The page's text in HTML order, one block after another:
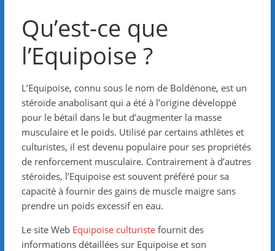
Qu’est-ce que
l’Equipoise ?
L’Equipoise, connu sous le nom de Boldénone, est un
stéroïde anabolisant qui a été à l’origine développé
pour le bétail dans le but d’augmenter la masse
musculaire et le poids. Utilisé par certains athlètes et
culturistes, il est devenu populaire pour ses propriétés
de renforcement musculaire. Contrairement à d’autres
stéroïdes, l’Equipoise est souvent préféré pour sa
capacité à fournir des gains de muscle maigre sans
prendre un poids excessif en eau.
Le site Web Equipoise culturistefournit des
informations détaillées sur Equipoise et son